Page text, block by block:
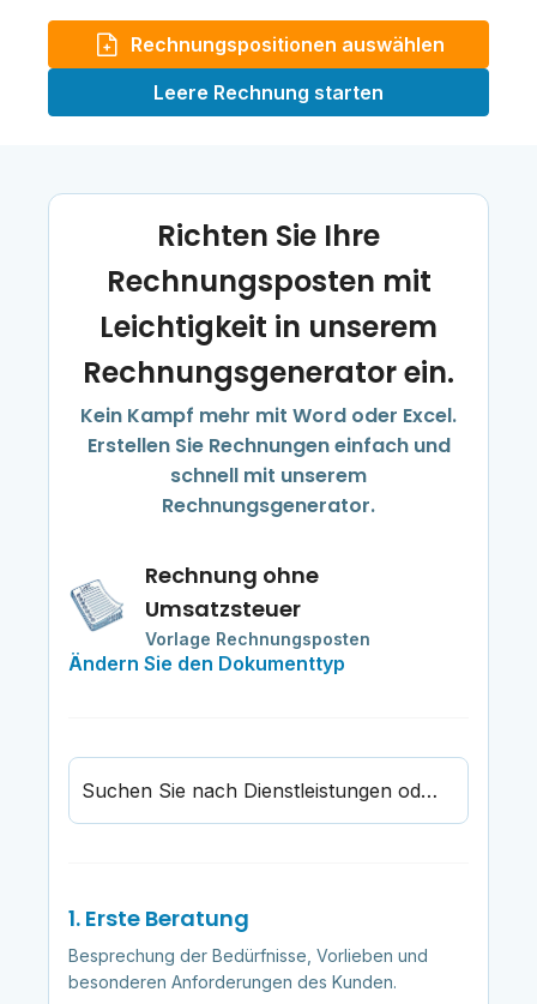
Rechnungspositionen auswählen
Leere Rechnung starten
Richten Sie Ihre
Rechnungsposten mit
Leichtigkeit in unserem
Rechnungsgenerator ein.
Kein Kampf mehr mit Word oder Excel.
Erstellen Sie Rechnungen einfach und
schnell mit unserem
Rechnungsgenerator.
Rechnung ohne
Umsatzsteuer
Vorlage Rechnungsposten
Ändern Sie den Dokumenttyp
Suchen Sie nach Dienstleistungen oder Produkten
1. Erste Beratung
Besprechung der Bedürfnisse, Vorlieben und
besonderen Anforderungen des Kunden.